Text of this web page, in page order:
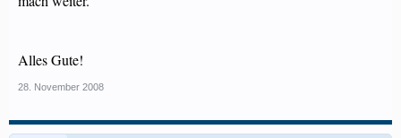
Alles Gute!
28. November 2008